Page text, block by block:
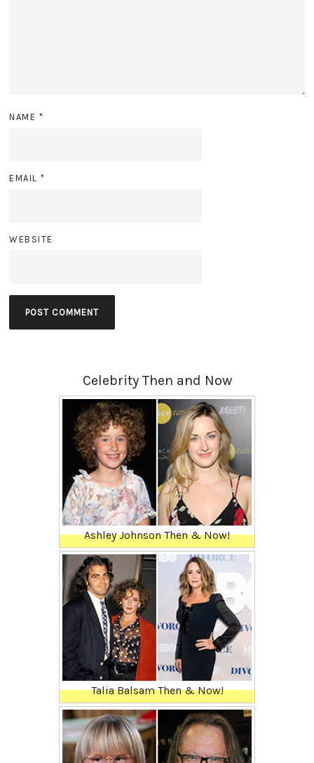
NAME *
EMAIL*
WEBSITE
Celebrity Then and Now
Ashley Johnson Then & Now!
Talia Balsam Then & Now!